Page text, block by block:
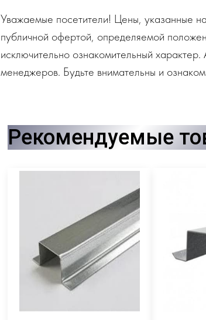
Уважаемые посетители! Цены, указанные
публичной офертой, определяемой
исключительно ознакомительный
менеджеров. Будьте внимательны и
Рекомендуемые